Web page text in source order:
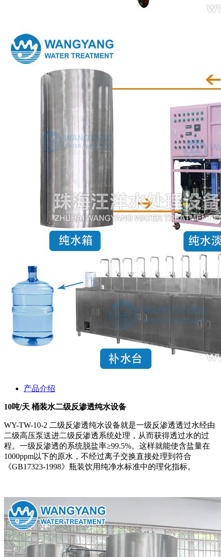
产品介绍
10吨/天 桶装水二级反渗透纯水设备
WY-TW-10-2 二级反渗透纯水设备就是一级反渗透透过水经由
二级高压泵送进二级反渗透系统处理，从而获得透过水的过
程。一级反渗透的系统脱盐率≥99.5%。这样就能使含盐量在
1000ppm以下的原水，不经过离子交换直接处理到符合
《GB17323-1998》瓶装饮用纯净水标准中的理化指标。